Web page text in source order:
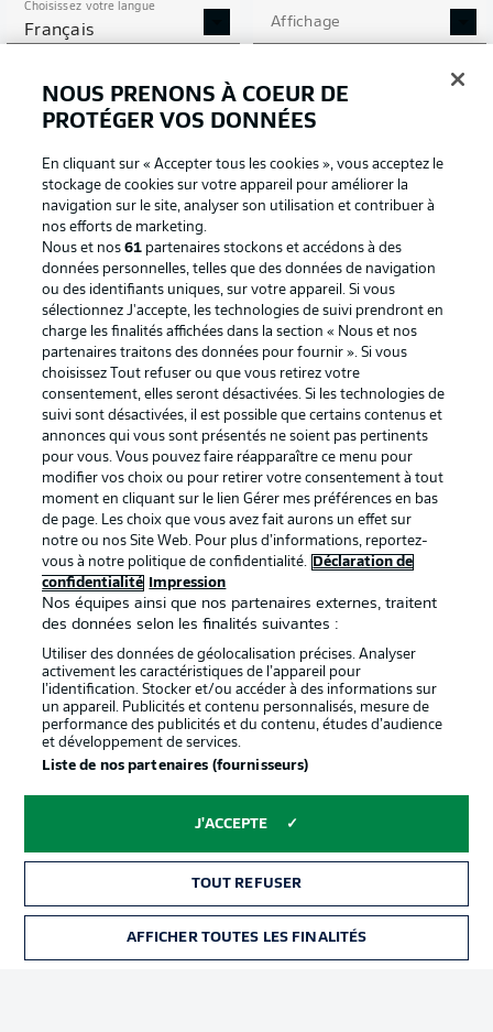
Choisissez votre langue
Français Affichage
Connexion
Football as it's meant to be
BUNDESLIGA APP
Proposé par
services
Mentions Légales Gérer mes préférences
NOUS PRENONS À COEUR DE
PROTÉGER VOS DONNÉES
En cliquant sur « Accepter tous les cookies », vous acceptez le
stockage de cookies sur votre appareil pour améliorer la
navigation sur le site, analyser son utilisation et contribuer à
nos efforts de marketing.
Nous et nos61 partenaires stockons et accédons à des
données personnelles, telles que des données de navigation
ou des identifiants uniques, sur votre appareil. Si vous
sélectionnez J'accepte, les technologies de suivi prendront en
charge les finalités affichées dans la section « Nous et nos
partenaires traitons des données pour fournir ». Si vous
choisissez Tout refuser ou que vous retirez votre
consentement, elles seront désactivées. Si les technologies de
suivi sont désactivées, il est possible que certains contenus et
annonces qui vous sont présentés ne soient pas pertinents
pour vous. Vous pouvez faire réapparaître ce menu pour
modifier vos choix ou pour retirer votre consentement à tout
moment en cliquant sur le lien Gérer mes préférences en bas
de page. Les choix que vous avez fait aurons un effet sur
notre ou nos Site Web. Pour plus d’informations, reportez-
vous à notre politique de confidentialité.
Déclaration de
confidentialité
Impression
Nos équipes ainsi que nos partenaires externes, traitent
des données selon les finalités suivantes :
Utiliser des données de géolocalisation précises. Analyser
activement les caractéristiques de l’appareil pour
l’identification. Stocker et/ou accéder à des informations sur
un appareil. Publicités et contenu personnalisés, mesure de
performance des publicités et du contenu, études d’audience
et développement de services.
Liste de nos partenaires (fournisseurs)
J'ACCEPTE
TOUT REFUSER
AFFICHER TOUTES LES FINALITÉS